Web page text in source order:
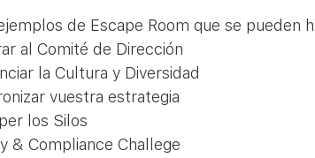
de Escape Room que se pueden
al Comité de Dirección
la Cultura y Diversidad
vuestra estrategia
los Silos
& Compliance Challege